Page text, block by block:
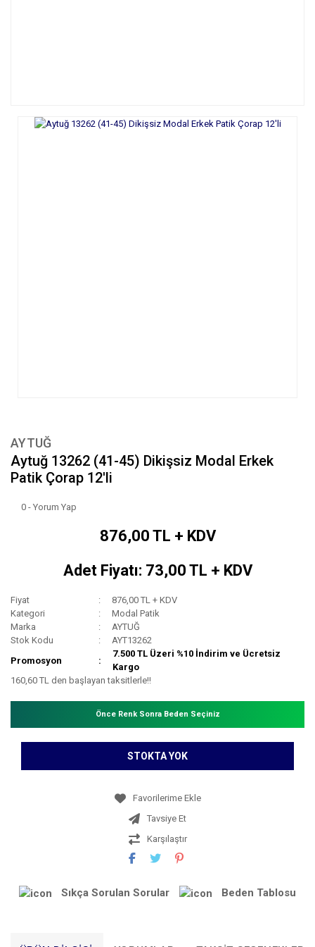
AYTUĞ
Aytuğ 13262 (41-45) Dikişsiz Modal Erkek
Patik Çorap 12'li
0 - Yorum Yap
876,00 TL + KDV
Adet Fiyatı: 73,00 TL + KDV
Fiyat
876,00 TL + KDV
Kategori
Modal Patik
Marka
AYTUĞ
Stok Kodu
AYT13262
Promosyon
7.500 TL Üzeri %10 İndirim ve Ücretsiz
Kargo
160,60 TL den başlayan taksitlerle!!
Önce Renk Sonra Beden Seçiniz
STOKTA YOK
Tavsiye Et
Karşılaştır
Sıkça Sorulan Sorular Beden Tablosu